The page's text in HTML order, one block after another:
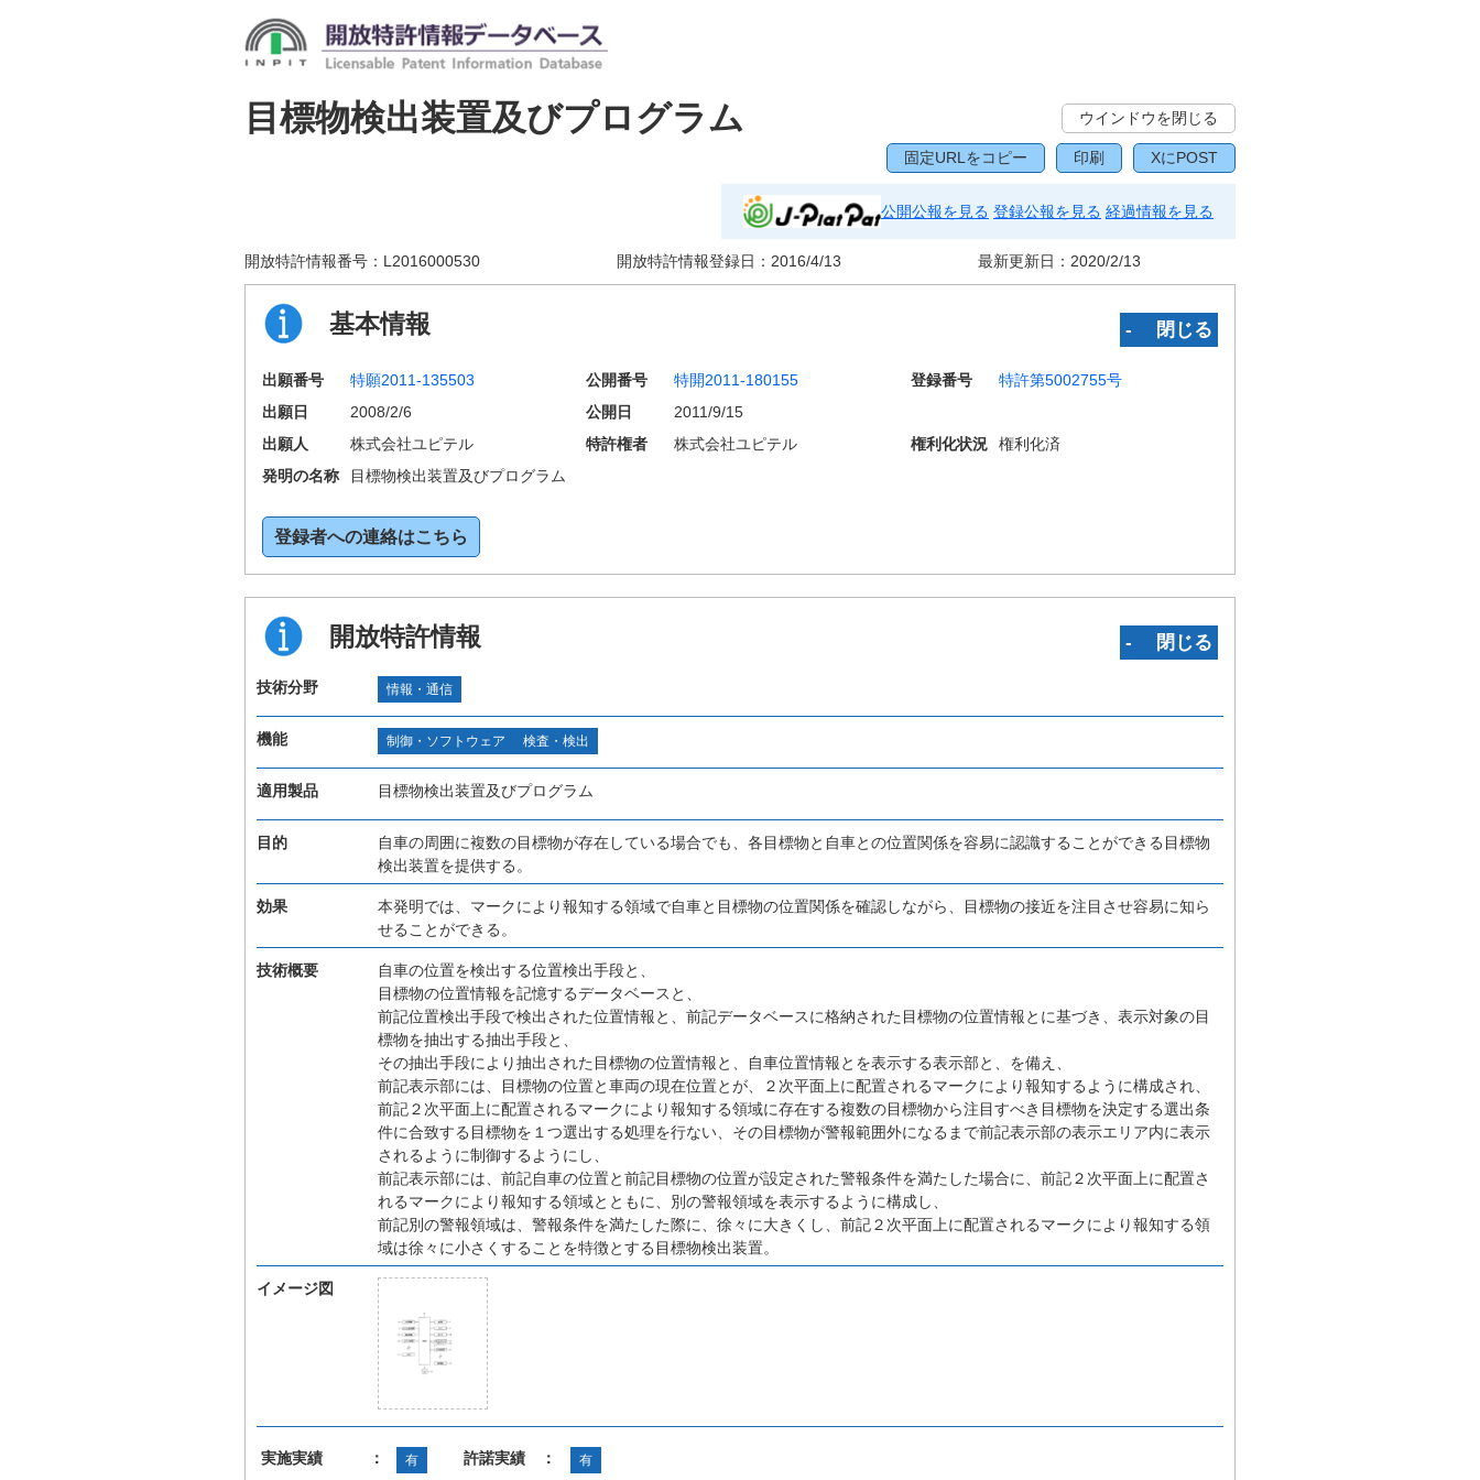
目標物検出装置及びプログラム ウインドウを閉じる
固定URLをコピー 印刷 XにPOST
公開公報を見る 登録公報を見る 経過情報を見る
開放特許情報番号： L2016000530 開放特許情報登録日： 2016/4/13 最新更新日： 2020/2/13
基本情報 ‐ 閉じる
出願番号 特願2011-135503 公開番号 特開2011-180155 登録番号
特許第5002755号
出願日
2008/2/6 公開日
2011/9/15
出願人
株式会社ユピテル 特許権者 株式会社ユピテル 権利化状況
権利化済
発明の名称
目標物検出装置及びプログラム
登録者への連絡はこちら
開放特許情報 ‐ 閉じる
技術分野 情報・通信
機能 制御・ソフトウェア 検査・検出
適用製品 目標物検出装置及びプログラム
目的
自車の周囲に複数の目標物が存在している場合でも、各目標物と自車との位置関係を容易に認識することができる目標物
検出装置を提供する。
効果
本発明では、マークにより報知する領域で自車と目標物の位置関係を確認しながら、目標物の接近を注目させ容易に知ら
せることができる。
技術概要
自車の位置を検出する位置検出手段と、
目標物の位置情報を記憶するデータベースと、
前記位置検出手段で検出された位置情報と、前記データベースに格納された目標物の位置情報とに基づき、表示対象の目
標物を抽出する抽出手段と、
その抽出手段により抽出された目標物の位置情報と、自車位置情報とを表示する表示部と、を備え、
前記表示部には、目標物の位置と車両の現在位置とが、２次平面上に配置されるマークにより報知するように構成され、
前記２次平面上に配置されるマークにより報知する領域に存在する複数の目標物から注目すべき目標物を決定する選出条
件に合致する目標物を１つ選出する処理を行ない、その目標物が警報範囲外になるまで前記表示部の表示エリア内に表示
されるように制御するようにし、
前記表示部には、前記自車の位置と前記目標物の位置が設定された警報条件を満たした場合に、前記２次平面上に配置さ
れるマークにより報知する領域とともに、別の警報領域を表示するように構成し、
前記別の警報領域は、警報条件を満たした際に、徐々に大きくし、前記２次平面上に配置されるマークにより報知する領
域は徐々に小さくすることを特徴とする目標物検出装置。
イメージ図
実施実績 ： 有 許諾実績 ： 有